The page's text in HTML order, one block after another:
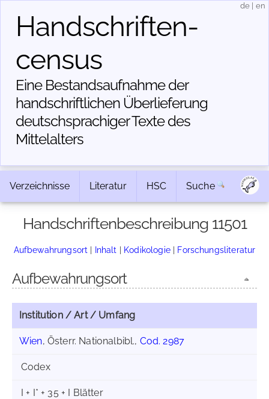
Handschriften­
census
Eine Bestandsaufnahme der
handschriftlichen Über­lieferung
deutschsprachiger Texte des
Mittelalters
de en
Verzeichnisse Literatur HSC Suche
Handschriftenbeschreibung 11501
Aufbewahrungsort | Inhalt | Kodikologie| Forschungsliteratur
Aufbewahrungsort
Institution / Art / Umfang
Wien, Österr. Nationalbibl., Cod. 2987
Codex
I + I* + 35 + I Blätter